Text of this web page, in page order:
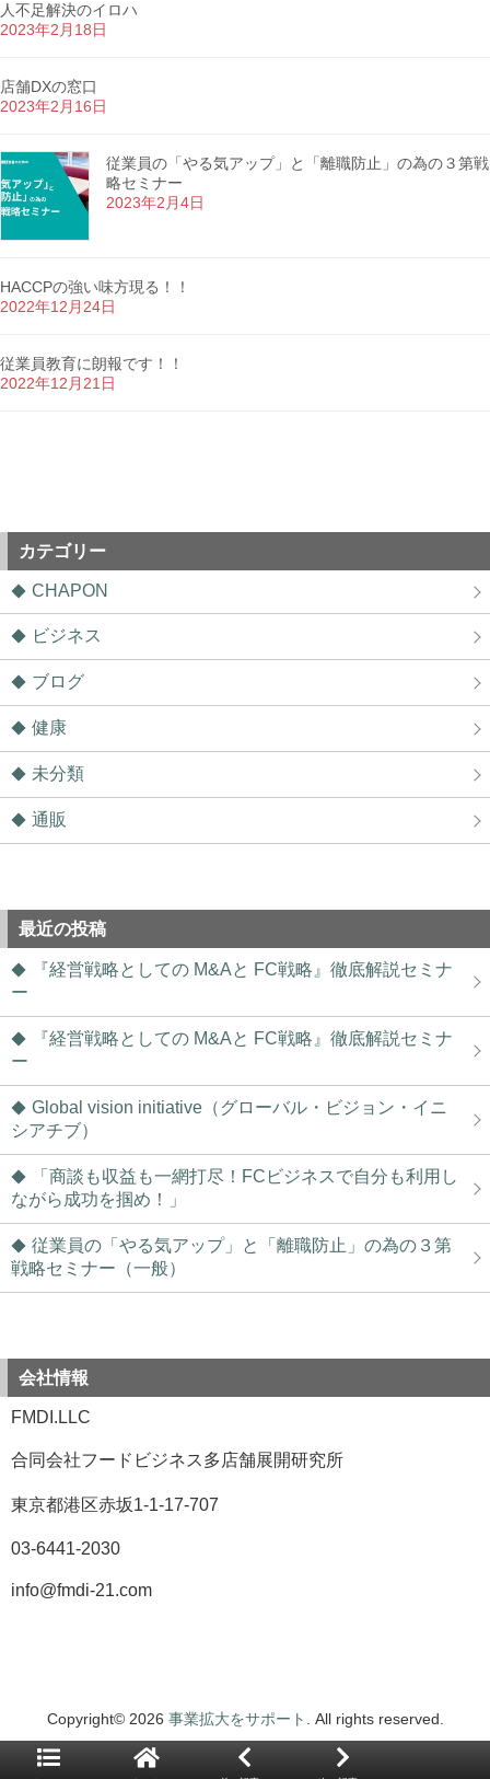
人不足解決のイロハ
2023年2月18日
店舗DXの窓口
2023年2月16日
従業員の「やる気アップ」と「離職防止」の為の３第戦
略セミナー
2023年2月4日
HACCPの強い味方現る！！
2022年12月24日
従業員教育に朗報です！！
2022年12月21日
カテゴリー
CHAPON
ビジネス
ブログ
健康
未分類
通販
最近の投稿
『経営戦略としての M&Aと FC戦略』徹底解説セミナ
ー
『経営戦略としての M&Aと FC戦略』徹底解説セミナ
ー
Global vision initiative（グローバル・ビジョン・イニ
シアチブ）
「商談も収益も一網打尽！FCビジネスで自分も利用し
ながら成功を掴め！」
従業員の「やる気アップ」と「離職防止」の為の３第
戦略セミナー（一般）
会社情報
FMDI.LLC
合同会社フードビジネス多店舗展開研究所
東京都港区赤坂1-1-17-707
03-6441-2030
info@fmdi-21.com
Copyright© 2026 事業拡大をサポート . All rights reserved.